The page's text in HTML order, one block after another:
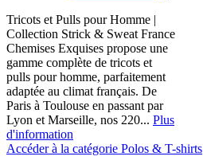
Tricots et Pulls pour Homme |
Collection Strick & Sweat France
Chemises Exquises propose une
gamme complète de tricots et
pulls pour homme, parfaitement
adaptée au climat français. De
Paris à Toulouse en passant par
Lyon et Marseille, nos 220... Plus
d'information
Accéder à la catégorie Polos & T-shirts